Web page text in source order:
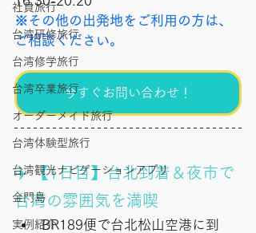
社員旅行
台湾研修旅行
台湾修学旅行
台湾卒業旅行
オーダーメイド旅行
台湾体験型旅行
台湾観光ナビゲーションアプリ
金門島
実例紹介
※その他の出発地をご利用の方は、
ご相談ください。
今すぐお問い合わせ！
✈️ 【1日目】台北到着＆夜市で
台湾の雰囲気を満喫
BR189便で台北松山空港に到